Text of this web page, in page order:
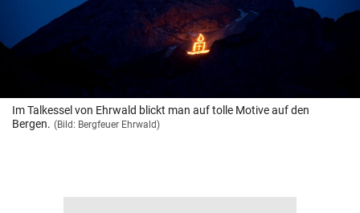
Im Talkessel von Ehrwald blickt man auf tolle Motive auf den
Bergen. (Bild: Bergfeuer Ehrwald)